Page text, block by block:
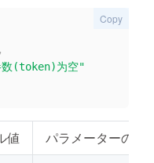
,
数(token)为空"
Copy
値
パラメーターの種